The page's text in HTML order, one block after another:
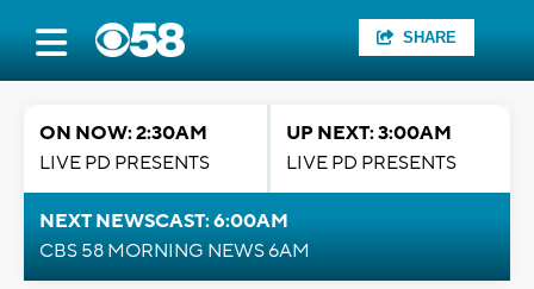
SHARE
ON NOW: 2:30AM
LIVE PD PRESENTS
UP NEXT: 3:00AM
LIVE PD PRESENTS
NEXT NEWSCAST: 6:00AM
CBS 58 MORNING NEWS 6AM